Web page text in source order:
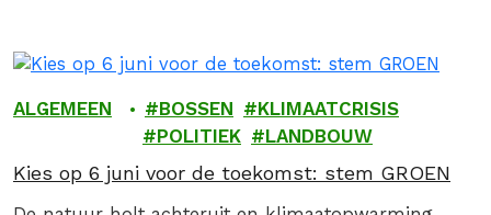
ALGEMEEN BOSSEN
KLIMAATCRISIS
POLITIEK
LANDBOUW
Kies op 6 juni voor de toekomst: stem GROEN